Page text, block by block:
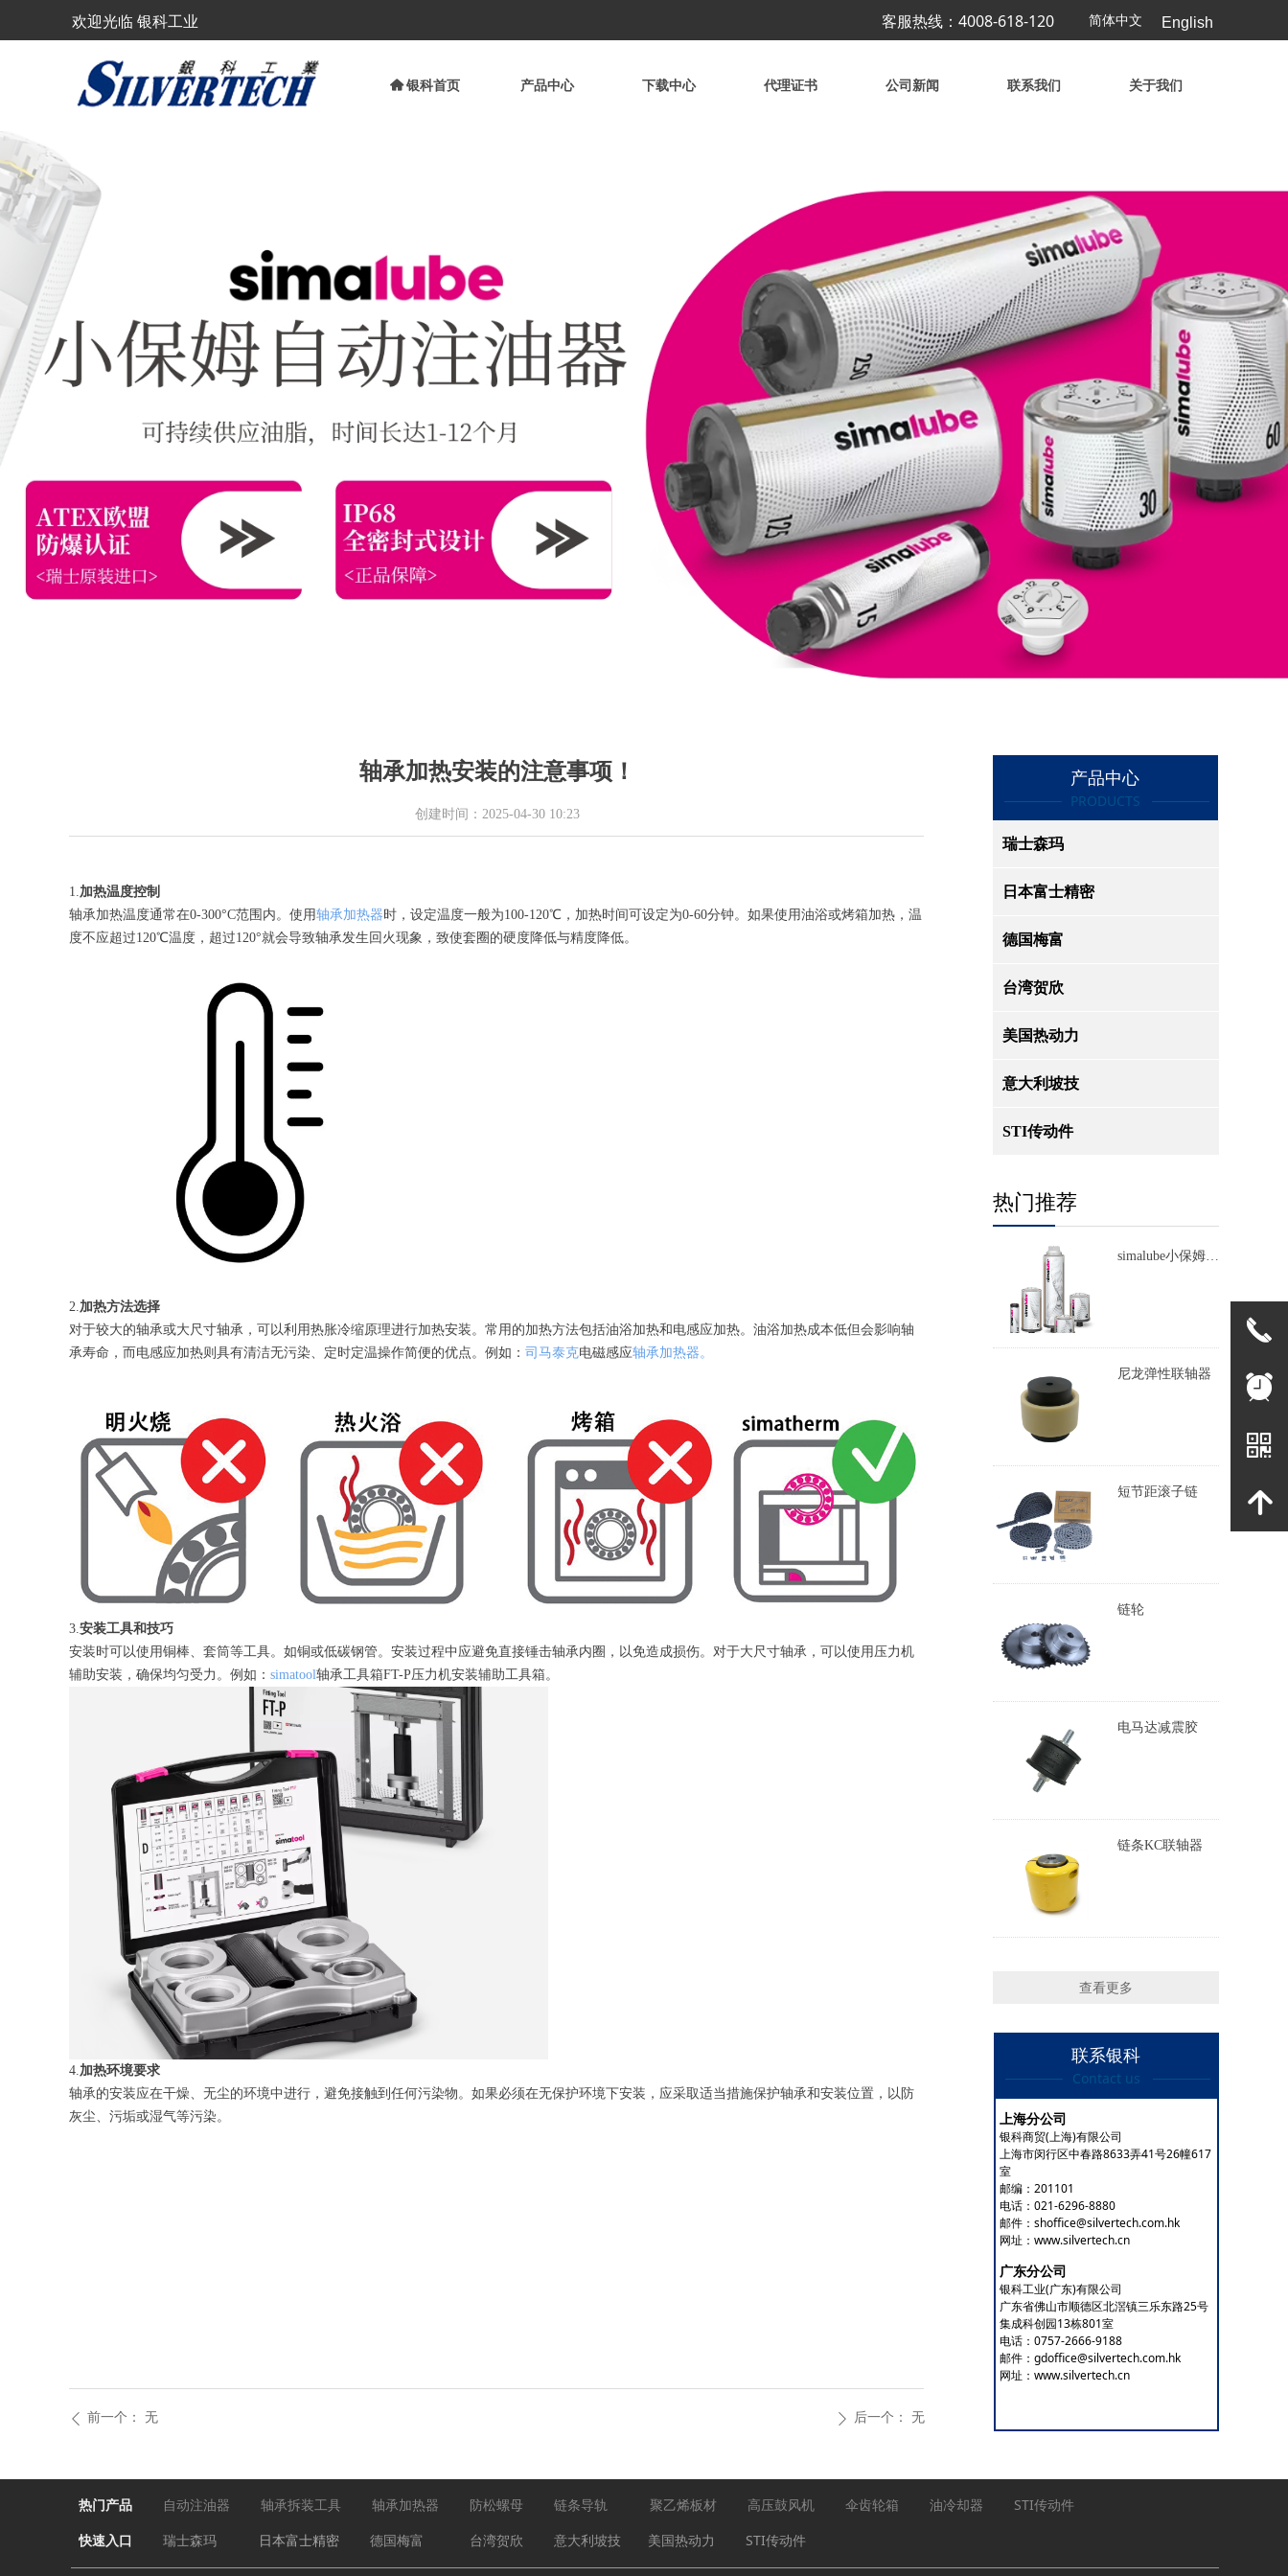
欢迎光临 银科工业 客服热线：4008-618-120 简体中文 English
낀 银科首页 产品中心 下载中心 代理证书 公司新闻 联系我们 关于我们
产品中心
PRODUCTS
瑞士森玛
日本富士精密
德国梅富
台湾贺欣
美国热动力
意大利坡技
STI传动件
热门推荐
simalube小保姆自
尼龙弹性联轴器
短节距滚子链
链轮
电马达减震胶
链条KC联轴器
查看更多
联系银科
Contact us
上海分公司
银科商贸(上海)有限公司
上海市闵行区中春路8633弄41号26幢617
室
邮编：201101
电话：021-6296-8880
邮件：shoffice@silvertech.com.hk
网址：www.silvertech.cn
广东分公司
银科工业(广东)有限公司
广东省佛山市顺德区北滘镇三乐东路25号
集成科创园13栋801室
电话：0757-2666-9188
邮件：gdoffice@silvertech.com.hk
网址：www.silvertech.cn
轴承加热安装的注意事项！
创建时间： 2025-04-30 10:23
1.加热温度控制
轴承加热温度通常在0-300°C范围内。使用轴承加热器时，设定温度一般为100-120℃，加热时间可设定为0-60分钟。如果使用油浴或烤箱加热，温
度不应超过120℃‌温度，超过120°就会导致轴承发生回火现象，致使套圈的硬度降低与精度降低。
2.加热方法选择
对于较大的轴承或大尺寸轴承，可以利用热胀冷缩原理进行加热安装。常用的加热方法包括油浴加热和电感应加热。油浴加热成本低但会影响轴
承寿命，而电感应加热则具有清洁无污染、定时定温操作简便的优点‌。例如： 司马泰克电磁感应轴承加热器。
3.安装工具和技巧
安装时可以使用铜棒、套筒等工具。如铜或低碳钢管。安装过程中应避免直接锤击轴承内圈，以免造成损伤。对于大尺寸轴承，可以使用压力机
辅助安装，确保均匀受力‌。例如： simatool轴承工具箱FT-P压力机安装辅助工具箱。
4.加热环境要求
轴承的安装应在干燥、无尘的环境中进行，避免接触到任何污染物。如果必须在无保护环境下安装，应采取适当措施保护轴承和安装位置，以防
灰尘、污垢或湿气等污染‌。
ꄴ 前一个： 无 ꄲ 后一个： 无
热门产品 自动注油器 轴承拆装工具 轴承加热器 防松螺母 链条导轨 聚乙烯板材 高压鼓风机 伞齿轮箱 油冷却器
STI传动件
快速入口
瑞士森玛 日本富士精密 德国梅富 台湾贺欣 意大利坡技 美国热动力 STI传动件
끅
뀥
낃
녕